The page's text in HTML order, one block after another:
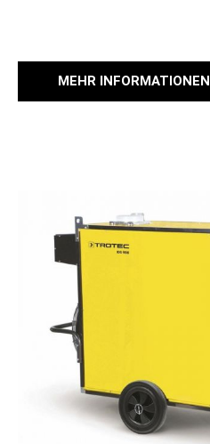
MEHR INFORMATIONEN